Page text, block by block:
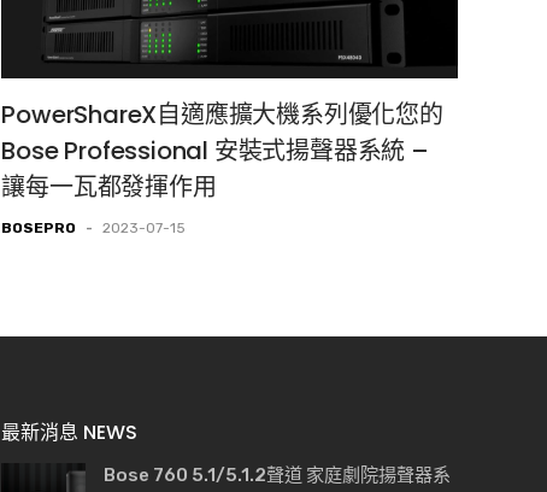
PowerShareX自適應擴大機系列優化您的
Bose Professional 安裝式揚聲器系統 –
讓每一瓦都發揮作用
BOSEPRO - 2023-07-15
最新消息 NEWS
Bose 760 5.1/5.1.2聲道 家庭劇院揚聲器系